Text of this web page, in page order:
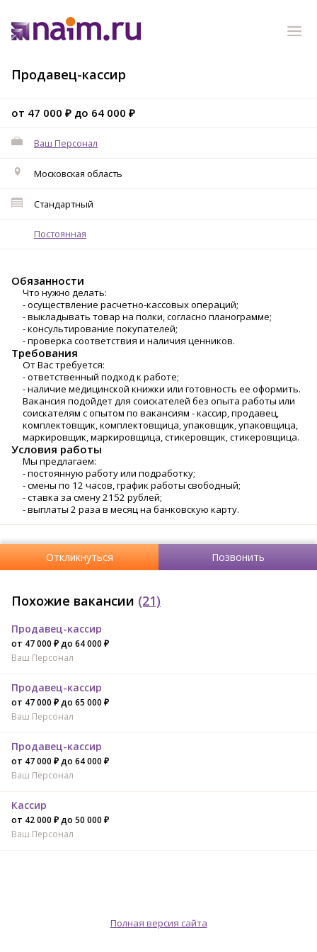
Продавец-кассир
от 47 000 ₽ до 64 000 ₽
Ваш Персонал
Московская область
Стандартный
Постоянная
Обязанности
Что нужно делать:
- осуществление расчетно-кассовых операций;
- выкладывать товар на полки, согласно планограмме;
- консультирование покупателей;
- проверка соответствия и наличия ценников.
Требования
От Вас требуется:
- ответственный подход к работе;
- наличие медицинской книжки или готовность ее оформить.
Вакансия подойдет для соискателей без опыта работы или
соискателям с опытом по вакансиям - кассир, продавец,
комплектовщик, комплектовщица, упаковщик, упаковщица,
маркировщик, маркировщица, стикеровщик, стикеровщица.
Условия работы
Мы предлагаем:
- постоянную работу или подработку;
- смены по 12 часов, график работы свободный;
- ставка за смену 2152 рублей;
- выплаты 2 раза в месяц на банковскую карту.
Откликнуться Позвонить
Похожие вакансии (21)
Продавец-кассир
от 47 000 ₽ до 64 000 ₽
Ваш Персонал
Продавец-кассир
от 47 000 ₽ до 65 000 ₽
Ваш Персонал
Продавец-кассир
от 47 000 ₽ до 64 000 ₽
Ваш Персонал
Кассир
от 42 000 ₽ до 50 000 ₽
Ваш Персонал
Полная версия сайта